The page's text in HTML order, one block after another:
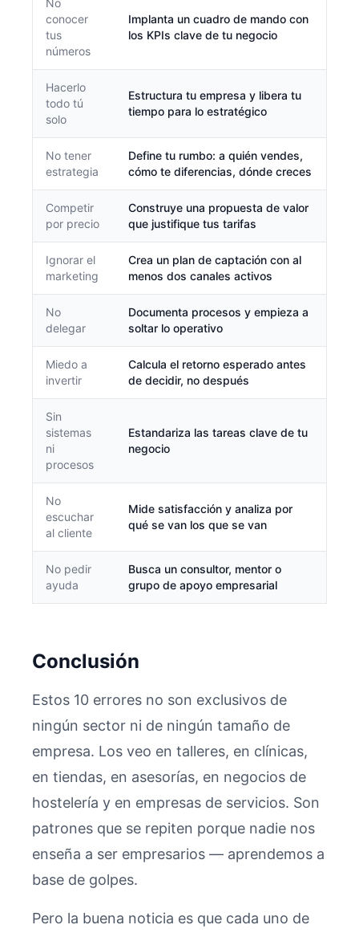
No
conocer
tus
números
Implanta un cuadro de mando con
los KPIs clave de tu negocio
Hacerlo
todo tú
solo
Estructura tu empresa y libera tu
tiempo para lo estratégico
No tener
estrategia
Define tu rumbo: a quién vendes,
cómo te diferencias, dónde creces
Competir
por precio
Construye una propuesta de valor
que justifique tus tarifas
Ignorar el
marketing
Crea un plan de captación con al
menos dos canales activos
No
delegar
Documenta procesos y empieza a
soltar lo operativo
Miedo a
invertir
Calcula el retorno esperado antes
de decidir, no después
Sin
sistemas
ni
procesos
Estandariza las tareas clave de tu
negocio
No
escuchar
al cliente
Mide satisfacción y analiza por
qué se van los que se van
No pedir
ayuda
Busca un consultor, mentor o
grupo de apoyo empresarial
Conclusión
Estos 10 errores no son exclusivos de
ningún sector ni de ningún tamaño de
empresa. Los veo en talleres, en clínicas,
en tiendas, en asesorías, en negocios de
hostelería y en empresas de servicios. Son
patrones que se repiten porque nadie nos
enseña a ser empresarios — aprendemos a
base de golpes.
Pero la buena noticia es que cada uno de